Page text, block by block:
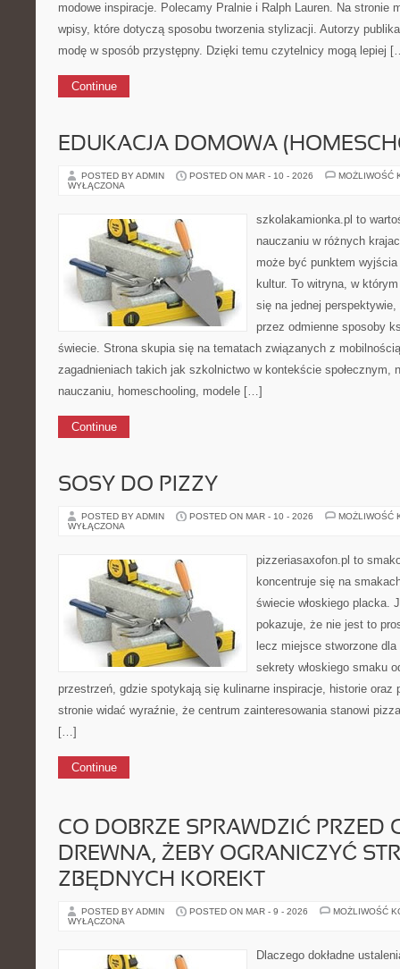
modowe inspiracje. Polecamy Pralnie i Ralph Lauren. Na stronie
wpisy, które dotyczą sposobu tworzenia stylizacji. Autorzy
modę w sposób przystępny. Dzięki temu czytelnicy mogą lepiej
Continue
EDUKACJA DOMOWA
POSTED BY ADMIN POSTED ON MAR - 10 - 2026
MOŻLIWOŚĆ
WYŁĄCZONA
szkolakamionka.pl to
nauczaniu w różnych
może być punktem
kultur. To witryna, w
się na jednej
przez odmienne sposoby
świecie. Strona skupia się na tematach związanych z
zagadnieniach takich jak szkolnictwo w kontekście społecznym,
nauczaniu, homeschooling, modele […]
Continue
SOSY DO PIZZY
POSTED BY ADMIN POSTED ON MAR - 10 - 2026
MOŻLIWOŚĆ
WYŁĄCZONA
pizzeriasaxofon.pl to
koncentruje się na
świecie włoskiego placka.
pokazuje, że nie jest to
lecz miejsce stworzone
sekrety włoskiego smaku
przestrzeń, gdzie spotykają się kulinarne inspiracje, historie oraz
stronie widać wyraźnie, że centrum zainteresowania stanowi
[…]
Continue
CO DOBRZE SPRAWDZIĆ PRZED
DREWNA, ŻEBY OGRANICZYĆ
ZBĘDNYCH KOREKT
POSTED BY ADMIN POSTED ON MAR - 9 - 2026
MOŻLIWOŚĆ
WYŁĄCZONA
Dlaczego dokładne